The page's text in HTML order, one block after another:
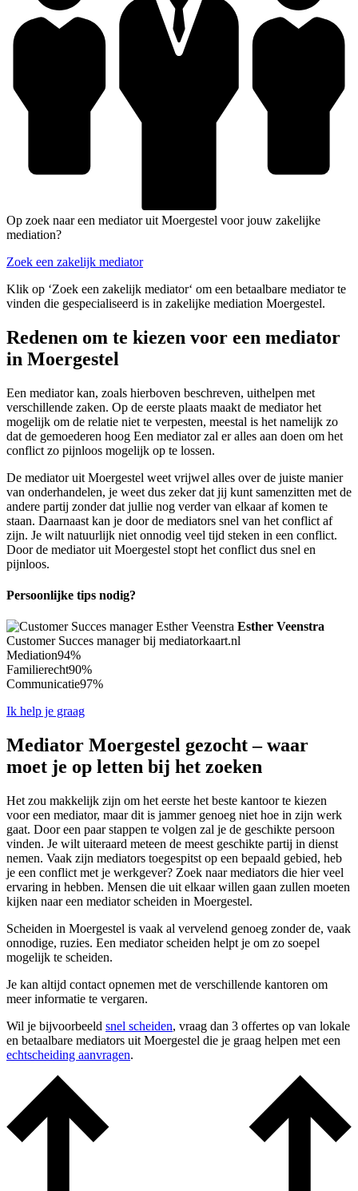
Op zoek naar een mediator uit Moergestel voor jouw zakelijke
mediation?
Zoek een zakelijk mediator
Klik op ‘Zoek een zakelijk mediator‘ om een betaalbare mediator te
vinden die gespecialiseerd is in zakelijke mediation Moergestel.
Redenen om te kiezen voor een mediator
in Moergestel
Een mediator kan, zoals hierboven beschreven, uithelpen met
verschillende zaken. Op de eerste plaats maakt de mediator het
mogelijk om de relatie niet te verpesten, meestal is het namelijk zo
dat de gemoederen hoog Een mediator zal er alles aan doen om het
conflict zo pijnloos mogelijk op te lossen.
De mediator uit Moergestel weet vrijwel alles over de juiste manier
van onderhandelen, je weet dus zeker dat jij kunt samenzitten met de
andere partij zonder dat jullie nog verder van elkaar af komen te
staan. Daarnaast kan je door de mediators snel van het conflict af
zijn. Je wilt natuurlijk niet onnodig veel tijd steken in een conflict.
Door de mediator uit Moergestel stopt het conflict dus snel en
pijnloos.
Persoonlijke tips nodig?
Esther Veenstra
Customer Succes manager bij mediatorkaart.nl
Mediation94%
Familierecht90%
Communicatie97%
Ik help je graag
Mediator Moergestel gezocht – waar
moet je op letten bij het zoeken
Het zou makkelijk zijn om het eerste het beste kantoor te kiezen
voor een mediator, maar dit is jammer genoeg niet hoe in zijn werk
gaat. Door een paar stappen te volgen zal je de geschikte persoon
vinden. Je wilt uiteraard meteen de meest geschikte partij in dienst
nemen. Vaak zijn mediators toegespitst op een bepaald gebied, heb
je een conflict met je werkgever? Zoek naar mediators die hier veel
ervaring in hebben. Mensen die uit elkaar willen gaan zullen moeten
kijken naar een mediator scheiden in Moergestel.
Scheiden in Moergestel is vaak al vervelend genoeg zonder de, vaak
onnodige, ruzies. Een mediator scheiden helpt je om zo soepel
mogelijk te scheiden.
Je kan altijd contact opnemen met de verschillende kantoren om
meer informatie te vergaren.
Wil je bijvoorbeeld snel scheiden, vraag dan 3 offertes op van lokale
en betaalbare mediators uit Moergestel die je graag helpen met een
echtscheiding aanvragen.